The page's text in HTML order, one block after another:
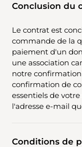
Conclusion du
Le contrat est
commande de la
paiement d'un
une association
notre
confirmation de
essentiels de
l'adresse e-mail
Conditions de